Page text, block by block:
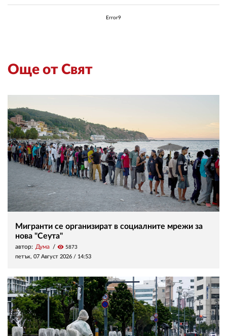
Error9
Още от Свят
Мигранти се организират в социалните мрежи за
нова "Сеута"
автор: Дума visibility 5873
петък, 07 Август 2026 / 14:53